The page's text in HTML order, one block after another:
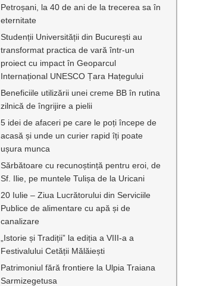
Petroșani, la 40 de ani de la trecerea sa în
eternitate
Studenții Universității din București au
transformat practica de vară într-un
proiect cu impact în Geoparcul
Internațional UNESCO Țara Hațegului
Beneficiile utilizării unei creme BB în rutina
zilnică de îngrijire a pielii
5 idei de afaceri pe care le poți începe de
acasă și unde un curier rapid îți poate
ușura munca
Sărbătoare cu recunoștință pentru eroi, de
Sf. Ilie, pe muntele Tulișa de la Uricani
20 Iulie – Ziua Lucrătorului din Serviciile
Publice de alimentare cu apă și de
canalizare
„Istorie și Tradiții” la ediția a VIII-a a
Festivalului Cetății Mălăiești
Patrimoniul fără frontiere la Ulpia Traiana
Sarmizegetusa